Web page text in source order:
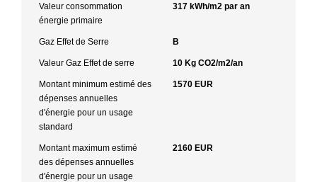
Valeur consommation
énergie primaire
317 kWh/m2 par an
Gaz Effet de Serre B
Valeur Gaz Effet de serre 10 Kg CO2/m2/an
Montant minimum estimé des
dépenses annuelles
d'énergie pour un usage
standard
1570 EUR
Montant maximum estimé
des dépenses annuelles
d'énergie pour un usage
2160 EUR